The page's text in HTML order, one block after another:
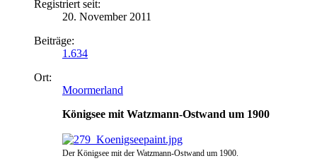
Registriert seit:
20. November 2011
Beiträge:
1.634
Ort:
Moormerland
Königsee mit Watzmann-Ostwand um 1900
Der Königsee mit der Watzmann-Ostwand um 1900.